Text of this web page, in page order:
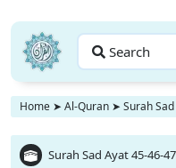
Search
Home ➤ Al-Quran ➤ Surah
Surah Sad Ayat 45-46-